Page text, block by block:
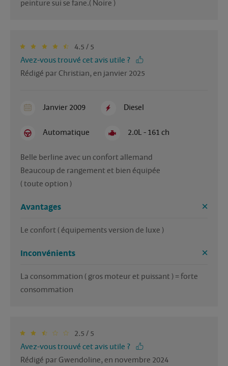
peinture sui se fane.( Noire )
4.5 / 5
Avez-vous trouvé cet avis utile ?
Rédigé par Christian, en janvier 2025
Janvier 2009 Diesel
Automatique 2.0L - 161 ch
Belle berline avec un confort allemand
Beaucoup de rangement et bien équipée
( toute option )
Avantages
Le confort ( équipements version de luxe )
Inconvénients
La consommation ( gros moteur et puissant ) = forte
consommation
2.5 / 5
Avez-vous trouvé cet avis utile ?
Rédigé par Gwendoline, en novembre 2024